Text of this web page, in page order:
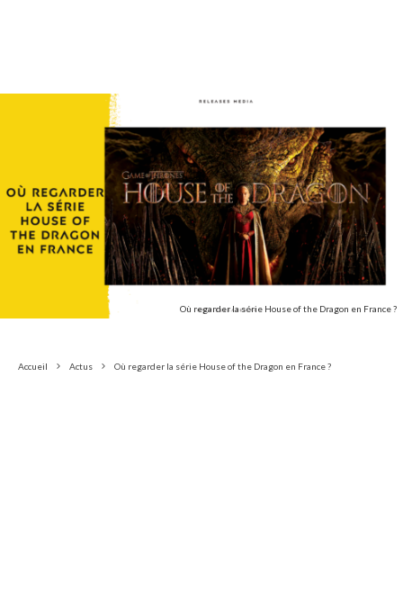
Où regarder la série House of the Dragon en France ?
Accueil Actus Où regarder la série House of the Dragon en France ?